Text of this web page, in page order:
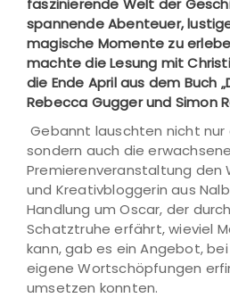
faszinierende Welt der
spannende Abenteuer,
magische Momente zu
machte die Lesung mit
die Ende April aus dem Buch
Rebecca Gugger und Simon
Gebannt lauschten nicht nur
sondern auch die
Premierenveranstaltung den
und Kreativbloggerin aus
Handlung um Oscar, der
Schatztruhe erfährt, wieviel
kann, gab es ein Angebot,
eigene Wortschöpfungen
umsetzen konnten.